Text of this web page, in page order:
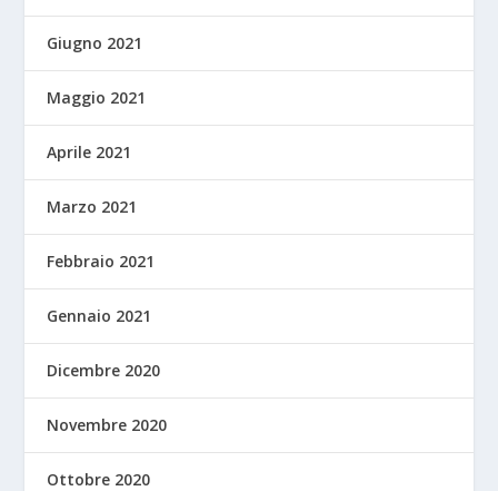
Giugno 2021
Maggio 2021
Aprile 2021
Marzo 2021
Febbraio 2021
Gennaio 2021
Dicembre 2020
Novembre 2020
Ottobre 2020